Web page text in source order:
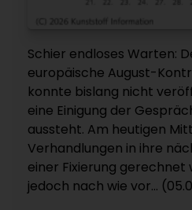
Schier endloses Warten:
europäische August-
konnte bislang nicht
eine Einigung der
aussteht. Am heutigen
Verhandlungen in ihre
einer Fixierung gerechnet
jedoch nach wie vor...